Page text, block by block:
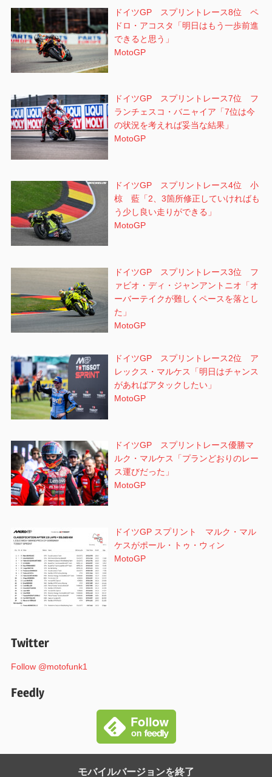
ドイツGP スプリントレース8位 ペ
ドロ・アコスタ「明日はもう一歩前進
できると思う」
MotoGP
ドイツGP スプリントレース7位 フ
ランチェスコ・バニャイア「7位は今
の状況を考えれば妥当な結果」
MotoGP
ドイツGP スプリントレース4位 小
椋 藍「2、3箇所修正していければも
う少し良い走りができる」
MotoGP
ドイツGP スプリントレース3位 フ
ァビオ・ディ・ジャンアントニオ「オ
ーバーテイクが難しくペースを落とし
た」
MotoGP
ドイツGP スプリントレース2位 ア
レックス・マルケス「明日はチャンス
があればアタックしたい」
MotoGP
ドイツGP スプリントレース優勝マ
ルク・マルケス「プランどおりのレー
ス運びだった」
MotoGP
ドイツGP スプリント マルク・マル
ケスがポール・トゥ・ウィン
MotoGP
Twitter
Follow @motofunk1
Feedly
モバイルバージョンを終了